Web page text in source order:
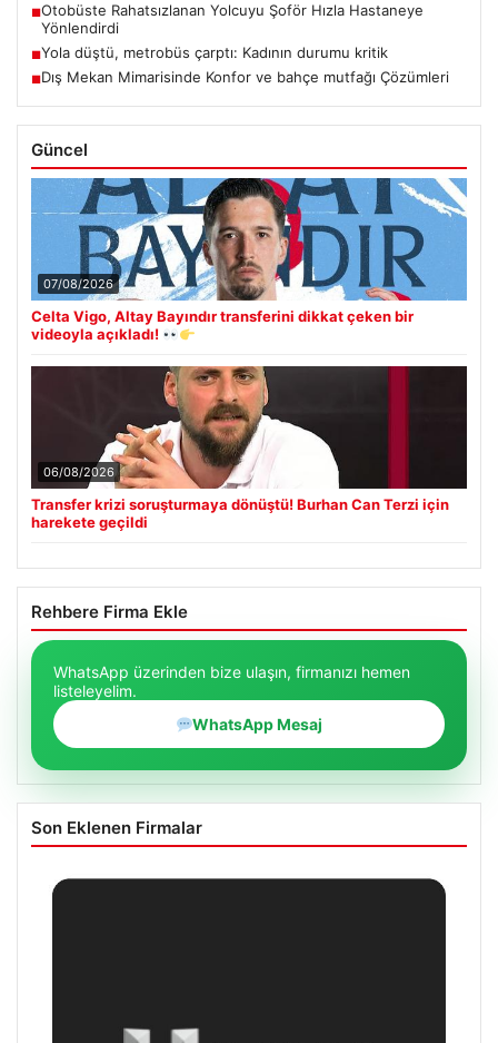
■Otobüste Rahatsızlanan Yolcuyu Şoför Hızla Hastaneye
Yönlendirdi
■Yola düştü, metrobüs çarptı: Kadının durumu kritik
■Dış Mekan Mimarisinde Konfor ve bahçe mutfağı Çözümleri
Güncel
07/08/2026
Celta Vigo, Altay Bayındır transferini dikkat çeken bir
videoyla açıkladı!
06/08/2026
Transfer krizi soruşturmaya dönüştü! Burhan Can Terzi için
harekete geçildi
Rehbere Firma Ekle
WhatsApp üzerinden bize ulaşın, firmanızı hemen
listeleyelim.
WhatsApp Mesaj
Son Eklenen Firmalar